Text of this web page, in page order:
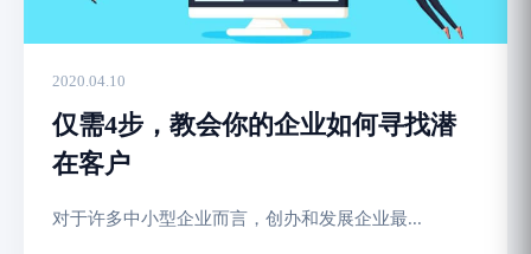
2020.04.10
仅需4步，教会你的企业如何寻找潜
在客户
对于许多中小型企业而言，创办和发展企业最...